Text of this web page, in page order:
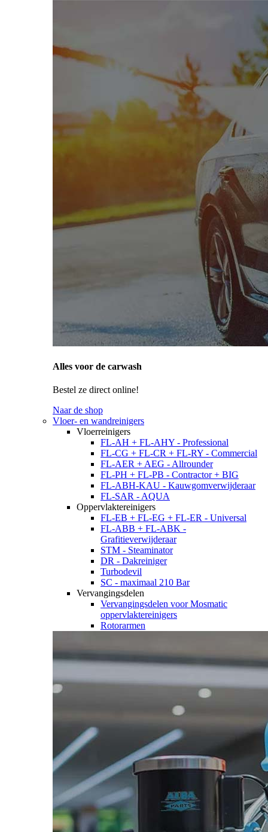
Alles voor de carwash
Bestel ze direct online!
Naar de shop
Vloer- en wandreinigers
Vloerreinigers
FL-AH + FL-AHY - Professional
FL-CG + FL-CR + FL-RY - Commercial
FL-AER + AEG - Allrounder
FL-PH + FL-PB - Contractor + BIG
FL-ABH-KAU - Kauwgomverwijderaar
FL-SAR - AQUA
Oppervlaktereinigers
FL-EB + FL-EG + FL-ER - Universal
FL-ABB + FL-ABK -
Grafitieverwijderaar
STM - Steaminator
DR - Dakreiniger
Turbodevil
SC - maximaal 210 Bar
Vervangingsdelen
Vervangingsdelen voor Mosmatic
oppervlaktereinigers
Rotorarmen